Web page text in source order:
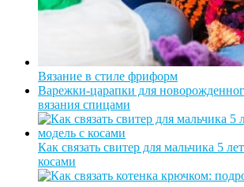
Вязание в стиле фриформ
Варежки-царапки для
вязания спицами
Как связать свитер для мальчика 5
косами